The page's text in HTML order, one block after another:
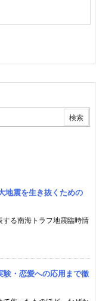
地震を生き抜くための
る南海トラフ地震臨時情
験・恋愛への応用まで徹